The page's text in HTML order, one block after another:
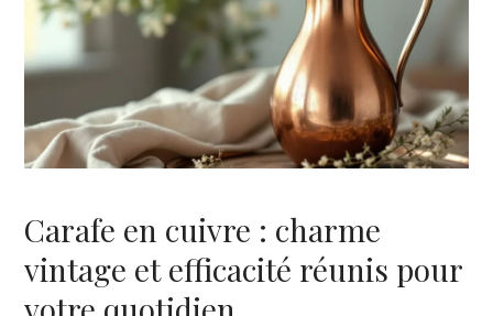
Carafe en cuivre : charme
vintage et efficacité réunis pour